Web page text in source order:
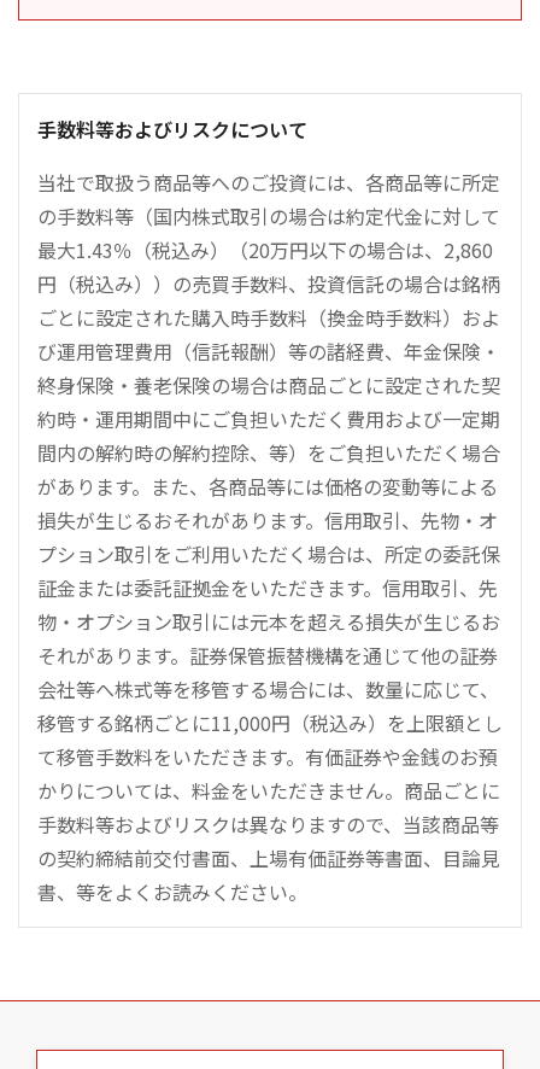
手数料等およびリスクについて
当社で取扱う商品等へのご投資には、各商品等に所定
の手数料等（国内株式取引の場合は約定代金に対して
最大1.43％（税込み）（20万円以下の場合は、2,860
円（税込み））の売買手数料、投資信託の場合は銘柄
ごとに設定された購入時手数料（換金時手数料）およ
び運用管理費用（信託報酬）等の諸経費、年金保険・
終身保険・養老保険の場合は商品ごとに設定された契
約時・運用期間中にご負担いただく費用および一定期
間内の解約時の解約控除、等）をご負担いただく場合
があります。また、各商品等には価格の変動等による
損失が生じるおそれがあります。信用取引、先物・オ
プション取引をご利用いただく場合は、所定の委託保
証金または委託証拠金をいただきます。信用取引、先
物・オプション取引には元本を超える損失が生じるお
それがあります。証券保管振替機構を通じて他の証券
会社等へ株式等を移管する場合には、数量に応じて、
移管する銘柄ごとに11,000円（税込み）を上限額とし
て移管手数料をいただきます。有価証券や金銭のお預
かりについては、料金をいただきません。商品ごとに
手数料等およびリスクは異なりますので、当該商品等
の契約締結前交付書面、上場有価証券等書面、目論見
書、等をよくお読みください。
こ